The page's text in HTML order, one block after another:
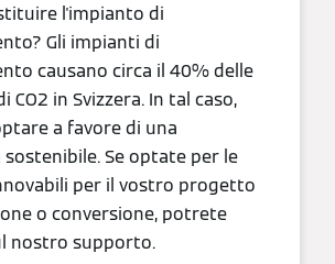
l'impianto di
Gli impianti di
causano circa il 40% delle
CO2 in Svizzera. In tal caso,
a favore di una
Se optate per le
per il vostro progetto
o conversione, potrete
nostro supporto.